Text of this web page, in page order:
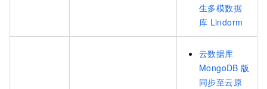
生多模数据
库 Lindorm
云数据库
MongoDB 版
同步至云原